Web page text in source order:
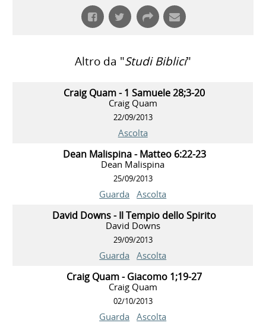
Altro da "Studi Biblici"
Craig Quam - 1 Samuele 28;3-20
Craig Quam
22/09/2013
Ascolta
Dean Malispina - Matteo 6:22-23
Dean Malispina
25/09/2013
Guarda Ascolta
David Downs - Il Tempio dello Spirito
David Downs
29/09/2013
Guarda Ascolta
Craig Quam - Giacomo 1;19-27
Craig Quam
02/10/2013
Guarda Ascolta